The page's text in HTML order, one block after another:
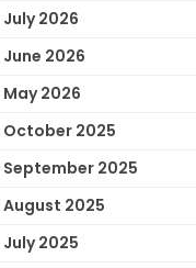
July 2026
June 2026
May 2026
October 2025
September 2025
August 2025
July 2025